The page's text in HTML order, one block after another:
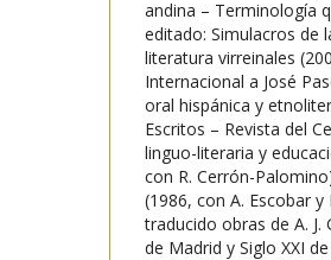
andina – Terminología
editado: Simulacros de
literatura virreinales
Internacional a José
oral hispánica y
Escritos – Revista del
linguo-literaria y
con R. Cerrón-
(1986, con A. Escobar
traducido obras de A. J.
de Madrid y Siglo XXI